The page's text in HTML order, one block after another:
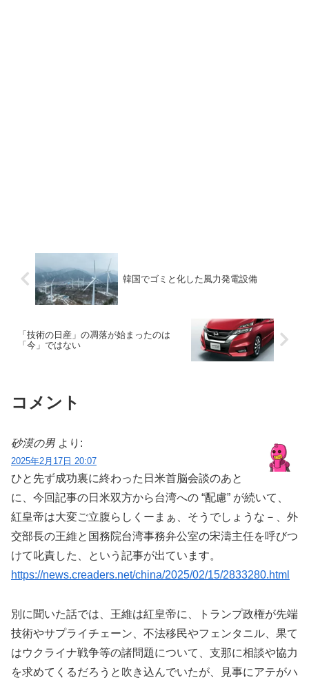
韓国でゴミと化した風力発電設備
「技術の日産」の凋落が始まったのは
「今」ではない
コメント
砂漠の男 より:
2025年2月17日 20:07
ひと先ず成功裏に終わった日米首脳会談のあと
に、今回記事の日米双方から台湾への “配慮” が続いて、
紅皇帝は大変ご立腹らしくーまぁ、そうでしょうな－、外
交部長の王維と国務院台湾事務弁公室の宋濤主任を呼びつ
けて叱責した、という記事が出ています。
https://news.creaders.net/china/2025/02/15/2833280.html
別に聞いた話では、王維は紅皇帝に、トランプ政権が先端
技術やサプライチェーン、不法移民やフェンタニル、果て
はウクライナ戦争等の諸問題について、支那に相談や協力
を求めてくるだろうと吹き込んでいたが、見事にアテがハ